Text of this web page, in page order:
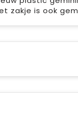
zakje is ook